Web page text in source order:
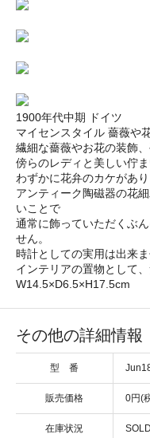
1900年代中期 ドイツ
マイセンスタイル 薔薇や
繊細な薔薇やお花の装飾
傍らのレディと美しい佇ま
わずかに花弁のカケがあ
アンティーク陶磁器の花
いことで
通常に飾っていただくぶ
せん。
時計としての実用は出来
インテリアの置物として
W14.5×D6.5×H17.5cm
その他の詳細情報
型 番
販売価格 0円(
在庫状況